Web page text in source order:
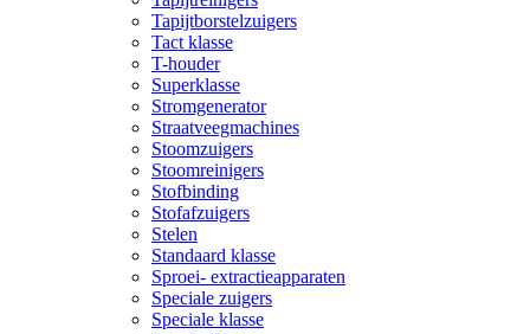
Tapijtborstelzuigers
Tact klasse
T-houder
Superklasse
Stromgenerator
Straatveegmachines
Stoomzuigers
Stoomreinigers
Stofbinding
Stofafzuigers
Stelen
Standaard klasse
Sproei- extractieapparaten
Speciale zuigers
Speciale klasse